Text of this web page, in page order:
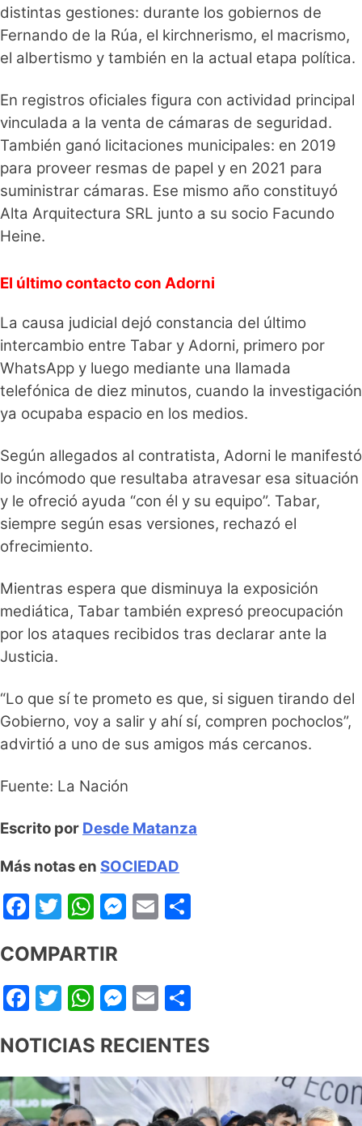
distintas gestiones: durante los gobiernos de
Fernando de la Rúa, el kirchnerismo, el macrismo,
el albertismo y también en la actual etapa política.
En registros oficiales figura con actividad principal
vinculada a la venta de cámaras de seguridad.
También ganó licitaciones municipales: en 2019
para proveer resmas de papel y en 2021 para
suministrar cámaras. Ese mismo año constituyó
Alta Arquitectura SRL junto a su socio Facundo
Heine.
El último contacto con Adorni
La causa judicial dejó constancia del último
intercambio entre Tabar y Adorni, primero por
WhatsApp y luego mediante una llamada
telefónica de diez minutos, cuando la investigación
ya ocupaba espacio en los medios.
Según allegados al contratista, Adorni le manifestó
lo incómodo que resultaba atravesar esa situación
y le ofreció ayuda “con él y su equipo”. Tabar,
siempre según esas versiones, rechazó el
ofrecimiento.
Mientras espera que disminuya la exposición
mediática, Tabar también expresó preocupación
por los ataques recibidos tras declarar ante la
Justicia.
“Lo que sí te prometo es que, si siguen tirando del
Gobierno, voy a salir y ahí sí, compren pochoclos”,
advirtió a uno de sus amigos más cercanos.
Fuente: La Nación
Escrito por Desde Matanza
Más notas en SOCIEDAD
Facebook
Twitter
WhatsApp
Messenger
Email
COMPARTIR
Facebook
Twitter
WhatsApp
Messenger
Email
NOTICIAS RECIENTES